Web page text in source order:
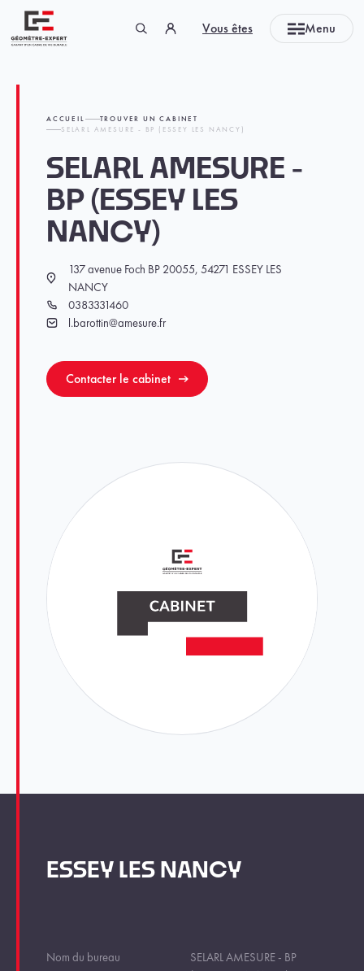
Vous êtes Menu
ACCUEIL
TROUVER UN CABINET
SELARL AMESURE - BP (ESSEY LES NANCY)
SELARL AMESURE -
BP (ESSEY LES
NANCY)
Localisation
137 avenue Foch BP 20055, 54271 ESSEY LES
NANCY
Téléphone
0383331460
Emaill.barottin@amesure.fr
Contacter le cabinet
ESSEY LES NANCY
Nom du bureau
SELARL AMESURE - BP
Panneau de gestion des cookies